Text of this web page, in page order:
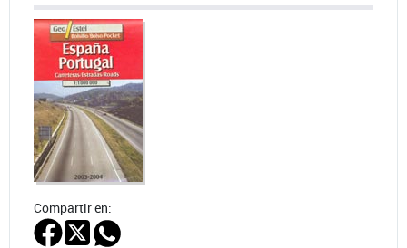
Compartir en: